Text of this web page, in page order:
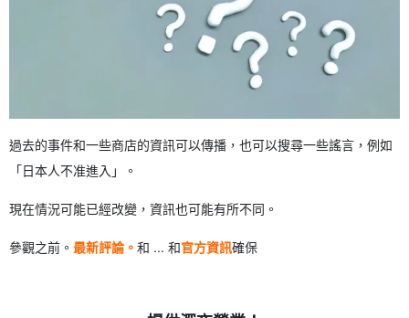
過去的事件和一些商店的資訊可以傳播，也可以搜尋一些謠言，例如
「日本人不准進入」。
現在情況可能已經改變，資訊也可能有所不同。
參觀之前。 最新評論。 和 ... 和官方資訊確保